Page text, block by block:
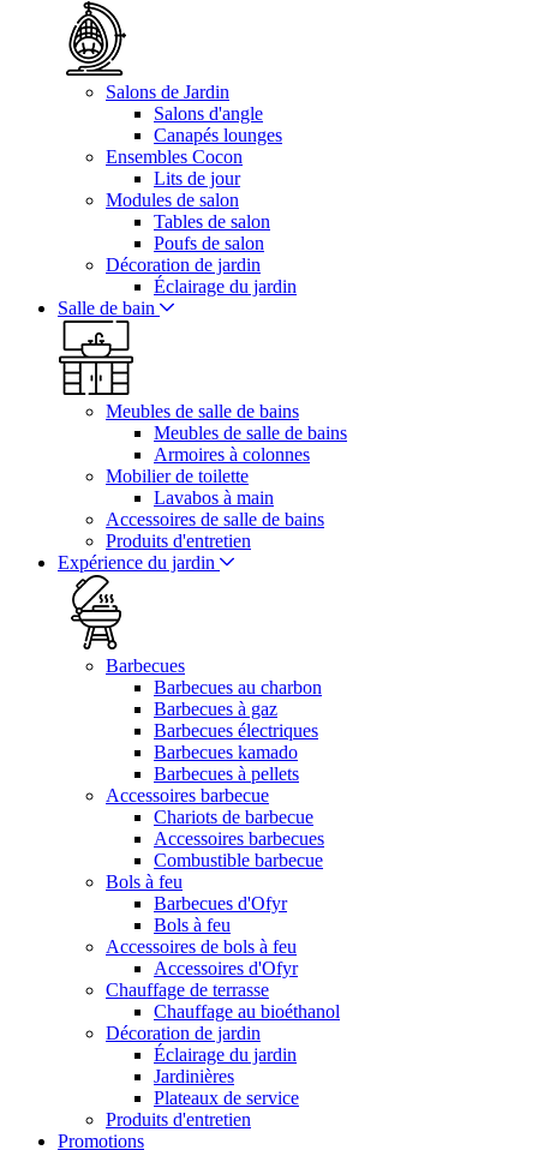
Salons de Jardin
Salons d'angle
Canapés lounges
Ensembles Cocon
Lits de jour
Modules de salon
Tables de salon
Poufs de salon
Décoration de jardin
Éclairage du jardin
Salle de bain
Meubles de salle de bains
Meubles de salle de bains
Armoires à colonnes
Mobilier de toilette
Lavabos à main
Accessoires de salle de bains
Produits d'entretien
Expérience du jardin
Barbecues
Barbecues au charbon
Barbecues à gaz
Barbecues électriques
Barbecues kamado
Barbecues à pellets
Accessoires barbecue
Chariots de barbecue
Accessoires barbecues
Combustible barbecue
Bols à feu
Barbecues d'Ofyr
Bols à feu
Accessoires de bols à feu
Accessoires d'Ofyr
Chauffage de terrasse
Chauffage au bioéthanol
Décoration de jardin
Éclairage du jardin
Jardinières
Plateaux de service
Produits d'entretien
Promotions